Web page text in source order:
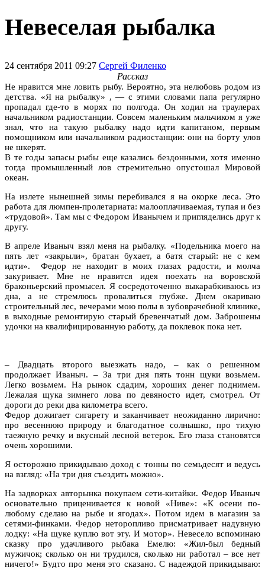
Невеселая рыбалка
24 сентября 2011 09:27 Сергей Филенко
Рассказ
Не нравится мне ловить рыбу. Вероятно, эта нелюбовь родом из
детства. «Я на рыбалку» , — с этими словами папа регулярно
пропадал где-то в морях по полгода. Он ходил на траулерах
начальником радиостанции. Совсем маленьким мальчиком я уже
знал, что на такую рыбалку надо идти капитаном, первым
помощником или начальником радиостанции: они на борту улов
не шкерят.
В те годы запасы рыбы еще казались бездонными, хотя именно
тогда промышленный лов стремительно опустошал Мировой
океан.
На излете нынешней зимы перебивался я на окорке леса. Это
работа для люмпен-пролетариата: малооплачиваемая, тупая и без
«трудовой». Там мы с Федором Иванычем и пригляделись друг к
другу.
В апреле Иваныч взял меня на рыбалку. «Подельника моего на
пять лет «закрыли», братан бухает, а батя старый: не с кем
идти». Федор не находит в моих глазах радости, и молча
закуривает. Мне не нравится идея поехать на воровской
браконьерский промысел. Я сосредоточенно выкарабкиваюсь из
дна, а не стремлюсь провалиться глубже. Днем окариваю
строительный лес, вечерами мою полы в зубоврачебной клинике,
в выходные ремонтирую старый бревенчатый дом. Заброшены
удочки на квалифицированную работу, да поклевок пока нет.
– Двадцать второго выезжать надо, – как о решенном
продолжает Иваныч. – За три дня пять тонн щуки возьмем.
Легко возьмем. На рынок сдадим, хороших денег поднимем.
Лежалая щука зимнего лова по девяносто идет, смотрел. От
дороги до реки два километра всего.
Федор дожигает сигарету и заканчивает неожиданно лирично:
про весеннюю природу и благодатное солнышко, про тихую
таежную речку и вкусный лесной ветерок. Его глаза становятся
очень хорошими.
Я осторожно прикидываю доход с тонны по семьдесят и ведусь
на взгляд: «На три дня съездить можно».
На задворках авторынка покупаем сети-китайки. Федор Иваныч
основательно приценивается к новой «Ниве»: «К осени по-
любому сделаю на рыбе и ягодах». Потом идем в магазин за
сетями-финками. Федор неторопливо присматривает надувную
лодку: «На щуке куплю вот эту. И мотор». Невесело вспоминаю
сказку про удачливого рыбака Емелю: «Жил-был бедный
мужичок; сколько он ни трудился, сколько ни работал – все нет
ничего!» Будто про меня это сказано. С надеждой прикидываю: